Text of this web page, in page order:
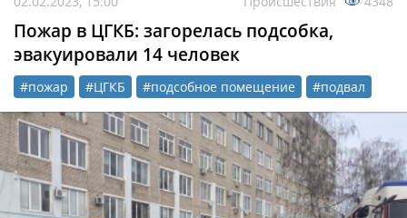
Пожар в ЦГКБ: загорелась подсобка,
эвакуировали 14 человек
#пожар #ЦГКБ #подсобное помещение #подвал